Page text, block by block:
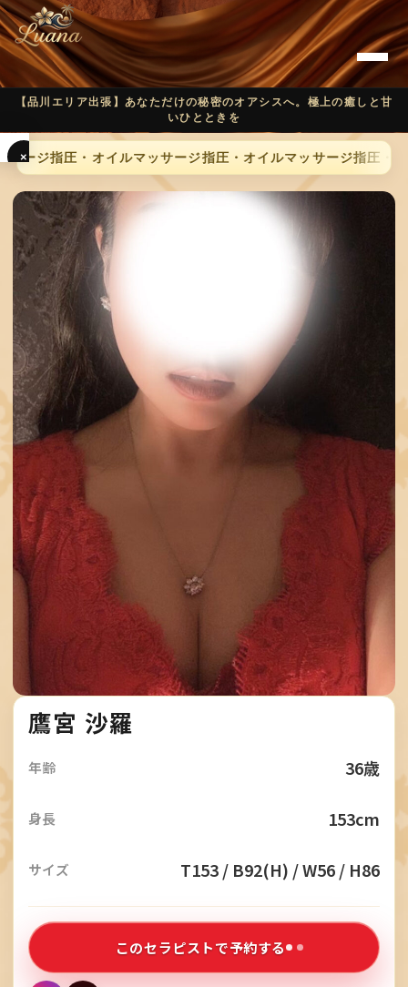
【品川エリア出張】あなただけの秘密のオアシスへ。極上の癒しと甘
いひとときを
×
T
O
P
C
O
N
C
E
S
C
H
A
P
サージ指圧・オイルマッサージ指圧・オイルマッサージ指圧・オ
鷹宮 沙羅
年齢 36歳
身長 153cm
サイズ T153 / B92(H) / W56 / H86
このセラピストで予約する